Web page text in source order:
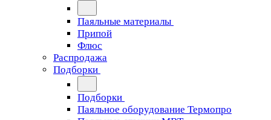
Паяльные материалы
Припой
Флюс
Распродажа
Подборки
Подборки
Паяльное оборудование Термопро